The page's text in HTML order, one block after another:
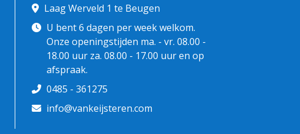
Laag Werveld 1 te Beugen
U bent 6 dagen per week welkom.
Onze openingstijden ma. - vr. 08.00 -
18.00 uur za. 08.00 - 17.00 uur en op
afspraak.
0485 - 361275
info@vankeijsteren.com